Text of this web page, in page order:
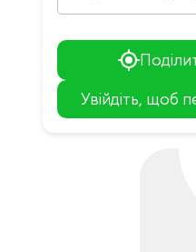
Увійдіть, щоб